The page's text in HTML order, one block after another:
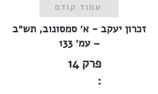
עמוד קודם
זכרון יעקב - א׳ סמסונוב, תש״ב
– עמ׳ 133
14 פרק
: